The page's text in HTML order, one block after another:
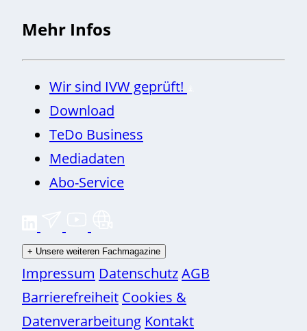
Mehr Infos
Wir sind IVW geprüft!
Download
TeDo Business
Mediadaten
Abo-Service
+ Unsere weiteren Fachmagazine
Impressum DatenschutzAGB
Barrierefreiheit Cookies &
Datenverarbeitung Kontakt